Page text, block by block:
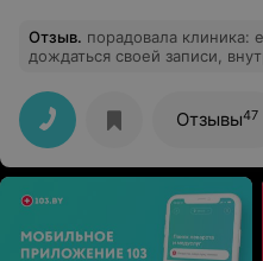
Отзыв. порадовала клиника:
дождаться своей записи,
одежду. врач Чудникова
трусишка в зубных делах, но
причин не было, сделала все
безболезненно. Локация
минуты ходьбы)
Отзывы47